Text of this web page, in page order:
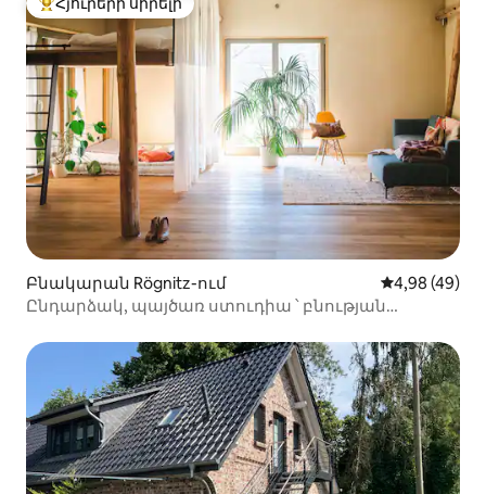
Հյուրերի սիրելի լավագույն տները
Բնակարան Rögnitz-ում Միջին
4,98 (49)
Ընդարձակ, պայծառ ստուդիա ՝ բնության